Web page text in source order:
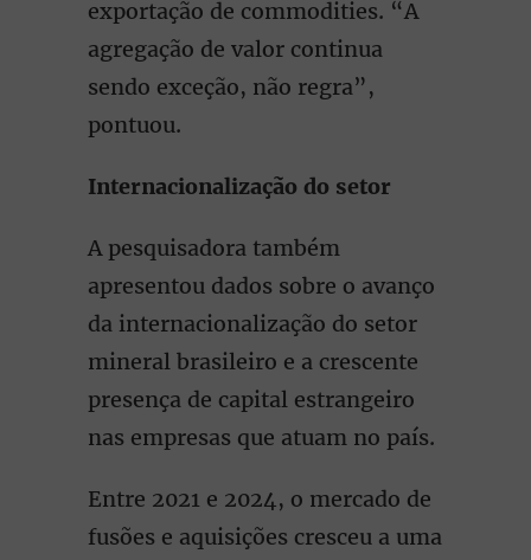
exportação de commodities. “A
agregação de valor continua
sendo exceção, não regra”,
pontuou.
Internacionalização do setor
A pesquisadora também
apresentou dados sobre o avanço
da internacionalização do setor
mineral brasileiro e a crescente
presença de capital estrangeiro
nas empresas que atuam no país.
Entre 2021 e 2024, o mercado de
fusões e aquisições cresceu a uma